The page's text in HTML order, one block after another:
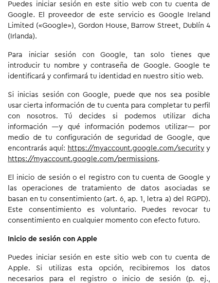
Puedes iniciar sesión en este sitio web con tu cuenta de
Google. El proveedor de este servicio es Google Ireland
Limited («Google»), Gordon House, Barrow Street, Dublín 4
(Irlanda).
Para iniciar sesión con Google, tan solo tienes que
introducir tu nombre y contraseña de Google. Google te
identificará y confirmará tu identidad en nuestro sitio web.
Si inicias sesión con Google, puede que nos sea posible
usar cierta información de tu cuenta para completar tu perfil
con nosotros. Tú decides si podemos utilizar dicha
información —y qué información podemos utilizar— por
medio de tu configuración de seguridad de Google, que
encontrarás aquí: https://myaccount.google.com/securityy
https://myaccount.google.com/permissions.
El inicio de sesión o el registro con tu cuenta de Google y
las operaciones de tratamiento de datos asociadas se
basan en tu consentimiento (art. 6, ap. 1, letra a) del RGPD).
Este consentimiento es voluntario. Puedes revocar tu
consentimiento en cualquier momento con efecto futuro.
Inicio de sesión con Apple
Puedes iniciar sesión en este sitio web con tu cuenta de
Apple. Si utilizas esta opción, recibiremos los datos
necesarios para el registro o inicio de sesión (p. ej.,